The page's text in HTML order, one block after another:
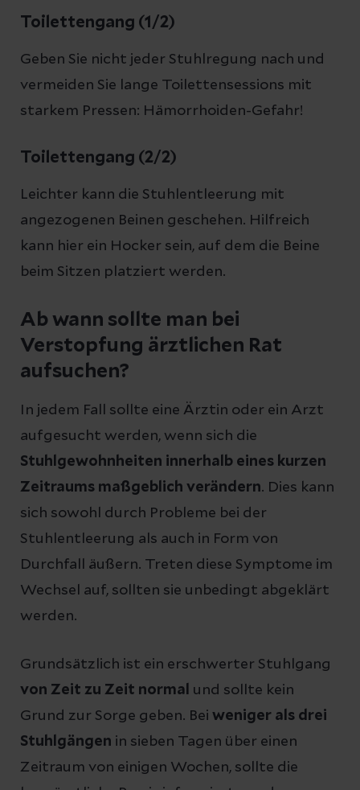
Toilettengang (1/2)
Geben Sie nicht jeder Stuhlregung nach und
vermeiden Sie lange Toilettensessions mit
starkem Pressen: Hämorrhoiden-Gefahr!
Toilettengang (2/2)
Leichter kann die Stuhlentleerung mit
angezogenen Beinen geschehen. Hilfreich
kann hier ein Hocker sein, auf dem die Beine
beim Sitzen platziert werden.
Ab wann sollte man bei
Verstopfung ärztlichen Rat
aufsuchen?
In jedem Fall sollte eine Ärztin oder ein Arzt
aufgesucht werden, wenn sich die
Stuhlgewohnheiten innerhalb eines kurzen
Zeitraums maßgeblich verändern. Dies kann
sich sowohl durch Probleme bei der
Stuhlentleerung als auch in Form von
Durchfall äußern. Treten diese Symptome im
Wechsel auf, sollten sie unbedingt abgeklärt
werden.
Grundsätzlich ist ein erschwerter Stuhlgang
von Zeit zu Zeit normal
und sollte kein
Grund zur Sorge geben. Bei weniger als drei
Stuhlgängen in sieben Tagen über einen
Zeitraum von einigen Wochen, sollte die